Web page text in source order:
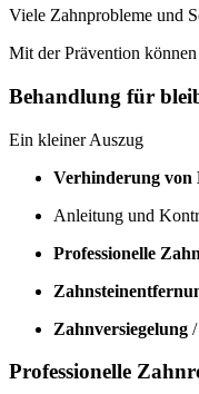
Viele Zahnprobleme und
Mit der Prävention
Behandlung für
Ein kleiner Auszug
Verhinderung von
Anleitung und
Professionelle
Zahnversiegelung
Professionelle